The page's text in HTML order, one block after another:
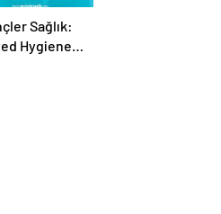
Sağlık:
Hygiene